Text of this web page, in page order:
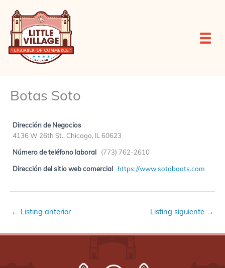
contenido
Botas Soto
Dirección de Negocios
4136 W 26th St., Chicago, IL 60623
Número de teléfono laboral (773) 762-2610
Dirección del sitio web comercial https://www.sotoboots.com
← Listing anterior Listing siguiente →